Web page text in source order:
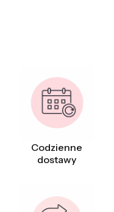
Codzienne
dostawy